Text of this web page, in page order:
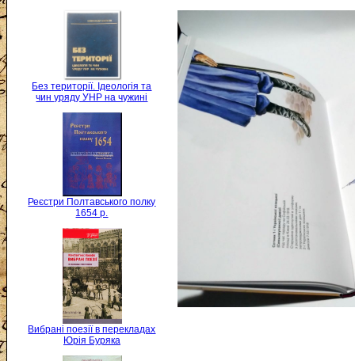
Без території. Ідеологія та
чин уряду УНР на чужині
Реєстри Полтавського полку
1654 р.
Вибрані поезії в перекладах
Юрія Буряка